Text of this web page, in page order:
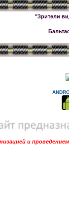
"Зрители
и